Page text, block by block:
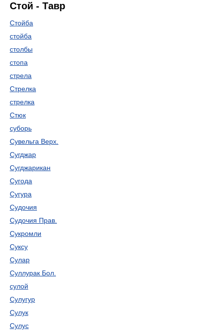
Стой - Тавр
Стойба
стойба
столбы
стопа
стрела
Стрелка
стрелка
Стюк
суборь
Сувельга Верх.
Сугджар
Сугджарикан
Сугода
Сугура
Судочия
Судочия Прав.
Сукромли
Суксу
Сулар
Суллурак Бол.
сулой
Сулугур
Сулук
Сулус